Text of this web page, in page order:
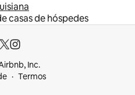
casas de hóspedes
Inc.
Termos